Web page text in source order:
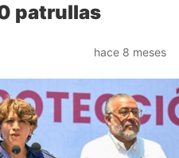
patrullas
hace 8 meses